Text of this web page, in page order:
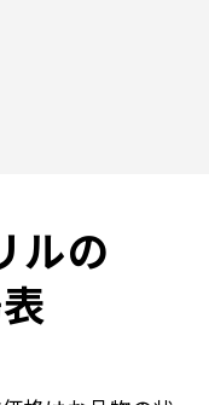
ルの